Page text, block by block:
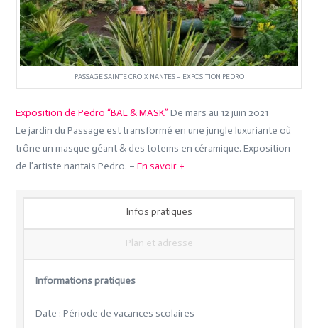
PASSAGE SAINTE CROIX NANTES – EXPOSITION PEDRO
Exposition de Pedro “BAL & MASK” De mars au 12 juin 2021
Le jardin du Passage est transformé en une jungle luxuriante où
trône un masque géant & des totems en céramique. Exposition
de l’artiste nantais Pedro. –En savoir +
Infos pratiques
Plan et adresse
Informations pratiques
Date : Période de vacances scolaires